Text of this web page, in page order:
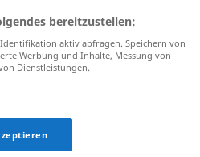
bereitzustellen:
aktiv abfragen. Speichern von
Werbung und Inhalte, Messung von
Dienstleistungen.